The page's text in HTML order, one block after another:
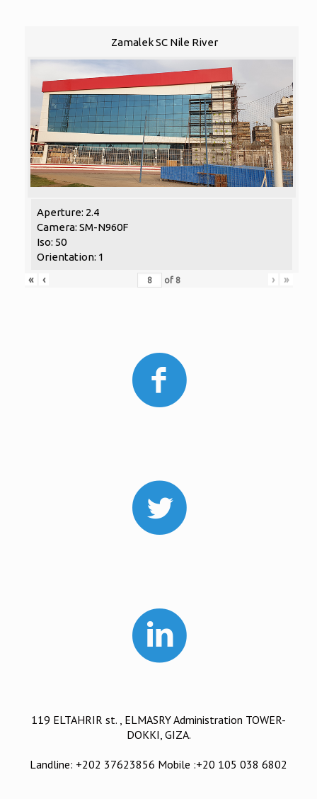
Zamalek SC Nile River
Aperture: 2.4
Camera: SM-N960F
Iso: 50
Orientation: 1
«
‹ of 8 › »
119 ELTAHRIR st. , ELMASRY Administration TOWER-
DOKKI, GIZA.
Landline: +202 37623856 Mobile :+20 105 038 6802